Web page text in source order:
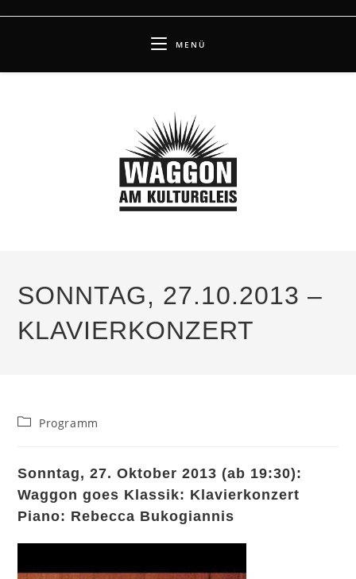
MENÜ
SONNTAG, 27.10.2013 –
KLAVIERKONZERT
Beitrags-
Programm
Sonntag, 27. Oktober 2013 (ab 19:30):
Waggon goes Klassik: Klavierkonzert
Piano: Rebecca Bukogiannis